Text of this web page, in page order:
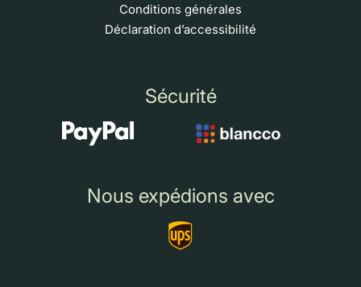
Conditions générales
Déclaration d’accessibilité
Sécurité
Nous expédions avec